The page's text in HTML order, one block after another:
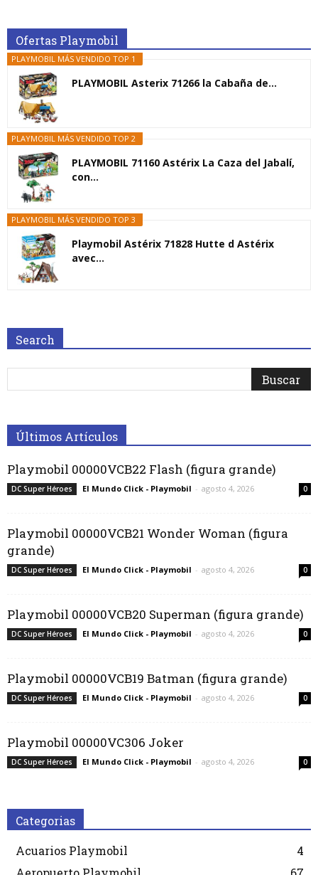
Ofertas Playmobil
PLAYMOBIL MÁS VENDIDO TOP 1
PLAYMOBIL Asterix 71266 la Cabaña de...
PLAYMOBIL MÁS VENDIDO TOP 2
PLAYMOBIL 71160 Astérix La Caza del Jabalí,
con...
PLAYMOBIL MÁS VENDIDO TOP 3
Playmobil Astérix 71828 Hutte d Astérix
avec...
Search
Últimos Artículos
Playmobil 00000VCB22 Flash (figura grande)
DC Super Héroes El Mundo Click - Playmobil - agosto 4, 2026 0
Playmobil 00000VCB21 Wonder Woman (figura
grande)
DC Super Héroes El Mundo Click - Playmobil - agosto 4, 2026 0
Playmobil 00000VCB20 Superman (figura grande)
DC Super Héroes El Mundo Click - Playmobil - agosto 4, 2026 0
Playmobil 00000VCB19 Batman (figura grande)
DC Super Héroes El Mundo Click - Playmobil - agosto 4, 2026 0
Playmobil 00000VC306 Joker
DC Super Héroes El Mundo Click - Playmobil - agosto 4, 2026 0
Categorias
Acuarios Playmobil
4